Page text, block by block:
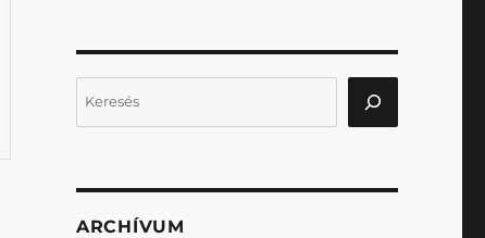
ARCHÍVUM